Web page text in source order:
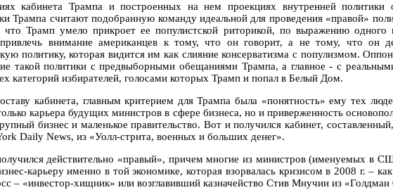
кабинета Трампа и построенных на нем проекциях внутренней политики
Трампа считают подобранную команду идеальной для проведения «правой»
что Трамп умело прикроет ее популистской риторикой, по выражению одного
внимание американцев к тому, что он говорит, а не тому, что он
политику, которая видится им как слияние консерватизма с популизмом.
такой политики с предвыборными обещаниями Трампа, а главное - с
категорий избирателей, голосами которых Трамп и попал в Белый Дом.
кабинета, главным критерием для Трампа была «понятность» ему тех
карьера будущих министров в сфере бизнеса, но и приверженность
бизнес и маленькое правительство. Вот и получился кабинет,
Daily News, из «Уолл-стрита, военных и больших денег».
действительно «правый», причем многие из министров (именуемых в
карьеру именно в той экономике, которая взорвалась кризисом в 2008 г. –
– «инвестор-хищник» или возглавивший казначейство Стив Мнучин из «Голдман